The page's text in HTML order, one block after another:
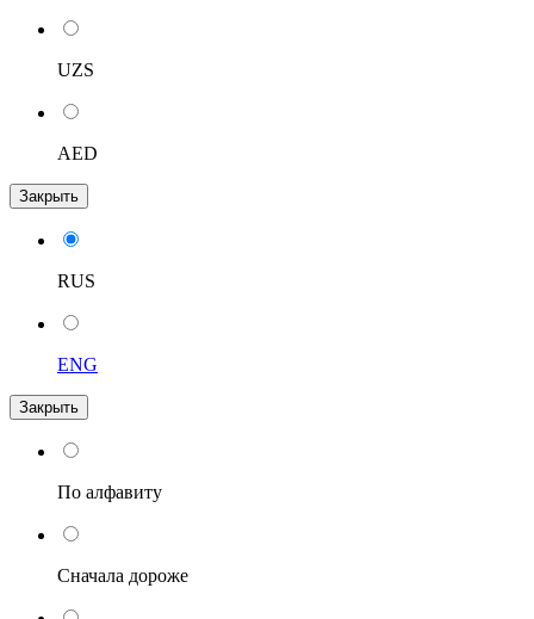
UZS
AED
Закрыть
RUS
ENG
Закрыть
По алфавиту
Сначала дороже